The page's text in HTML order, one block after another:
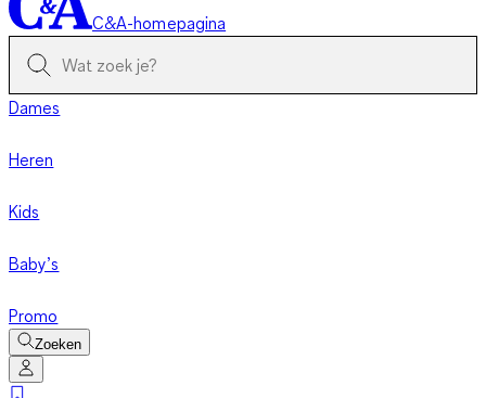
C&A-homepagina
Dames
Heren
Kids
Baby’s
Promo
Zoeken